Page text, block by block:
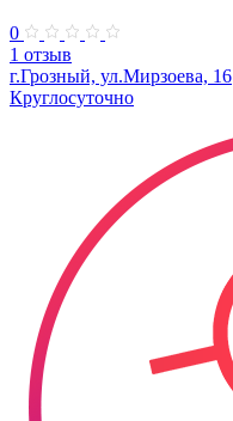
0
1 отзыв
г.Грозный, ул.Мирзоева, 16
Круглосуточно